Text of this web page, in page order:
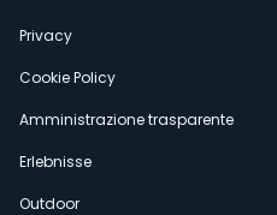
Privacy
Cookie Policy
Amministrazione trasparente
Erlebnisse
Outdoor